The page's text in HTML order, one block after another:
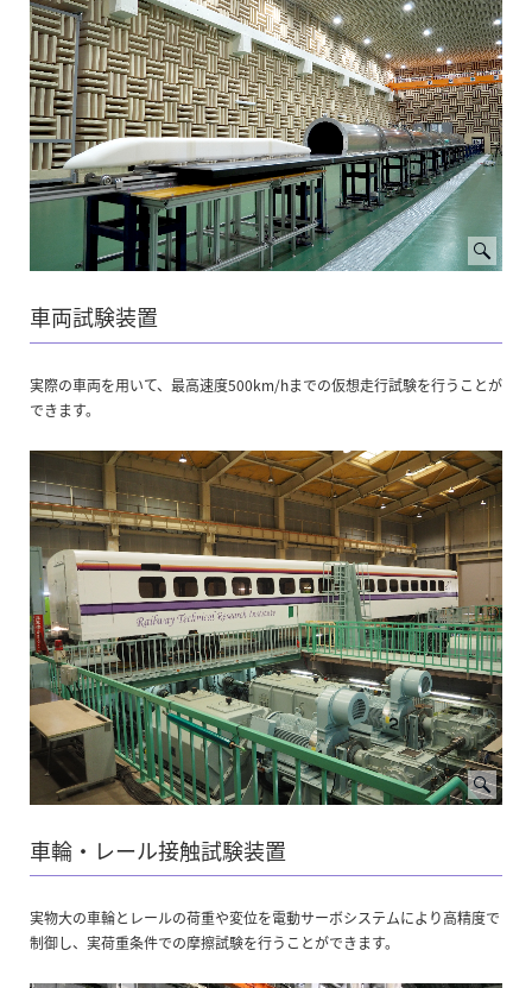
車両試験装置
実際の車両を用いて、最高速度500km/hまでの仮想走行試験を行うことが
できます。
車輪・レール接触試験装置
実物大の車輪とレールの荷重や変位を電動サーボシステムにより高精度で
制御し、実荷重条件での摩擦試験を行うことができます。